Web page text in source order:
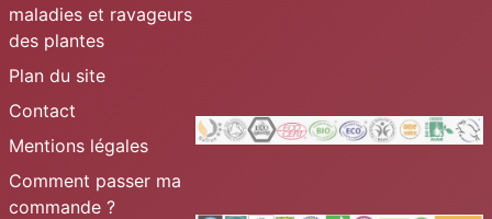
maladies et ravageurs
des plantes
Plan du site
Contact
Mentions légales
Comment passer ma
commande ?